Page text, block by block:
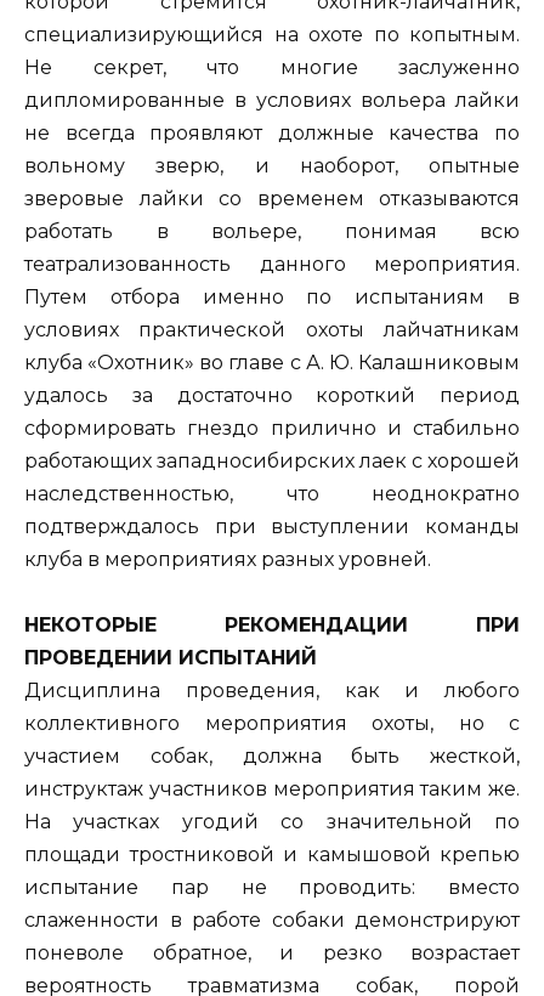
специализирующийся на охоте по копытным.
Не секрет, что многие заслуженно
дипломированные в условиях вольера лайки
не всегда проявляют должные качества по
вольному зверю, и наоборот, опытные
зверовые лайки со временем отказываются
работать в вольере, понимая всю
театрализованность данного мероприятия.
Путем отбора именно по испытаниям в
условиях практической охоты лайчатникам
клуба «Охотник» во главе с А. Ю. Калашниковым
удалось за достаточно короткий период
сформировать гнездо прилично и стабильно
работающих западносибирских лаек с хорошей
наследственностью, что неоднократно
подтверждалось при выступлении команды
клуба в мероприятиях разных уровней.
НЕКОТОРЫЕ РЕКОМЕНДАЦИИ ПРИ
ПРОВЕДЕНИИ ИСПЫТАНИЙ
Дисциплина проведения, как и любого
коллективного мероприятия охоты, но с
участием собак, должна быть жесткой,
инструктаж участников мероприятия таким же.
На участках угодий со значительной по
площади тростниковой и камышовой крепью
испытание пар не проводить: вместо
слаженности в работе собаки демонстрируют
поневоле обратное, и резко возрастает
вероятность травматизма собак, порой